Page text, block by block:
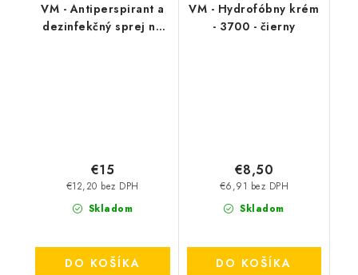
VM - Antiperspirant a
dezinfekčný sprej na
Skladom
€12,20 bez DPH
€15
DO KOŠÍKA
VM - Hydrofóbny krém
- 3700 - čierny
Skladom
€6,91 bez DPH
€8,50
DO KOŠÍKA